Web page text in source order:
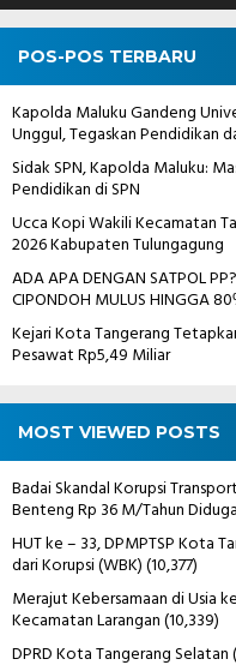
POS-POS TERBARU
Kapolda Maluku Gandeng
Unggul, Tegaskan Pendidikan
Sidak SPN, Kapolda Maluku:
Pendidikan di SPN
Ucca Kopi Wakili Kecamatan
2026 Kabupaten Tulungagung
ADA APA DENGAN SATPOL
CIPONDOH MULUS HINGGA
Kejari Kota Tangerang
Pesawat Rp5,49 Miliar
MOST VIEWED POSTS
Badai Skandal Korupsi
Benteng Rp 36 M/Tahun
HUT ke – 33, DPMPTSP Kota
dari Korupsi (WBK)(10,377)
Merajut Kebersamaan di Usia
Kecamatan Larangan(10,339)
DPRD Kota Tangerang Selatan